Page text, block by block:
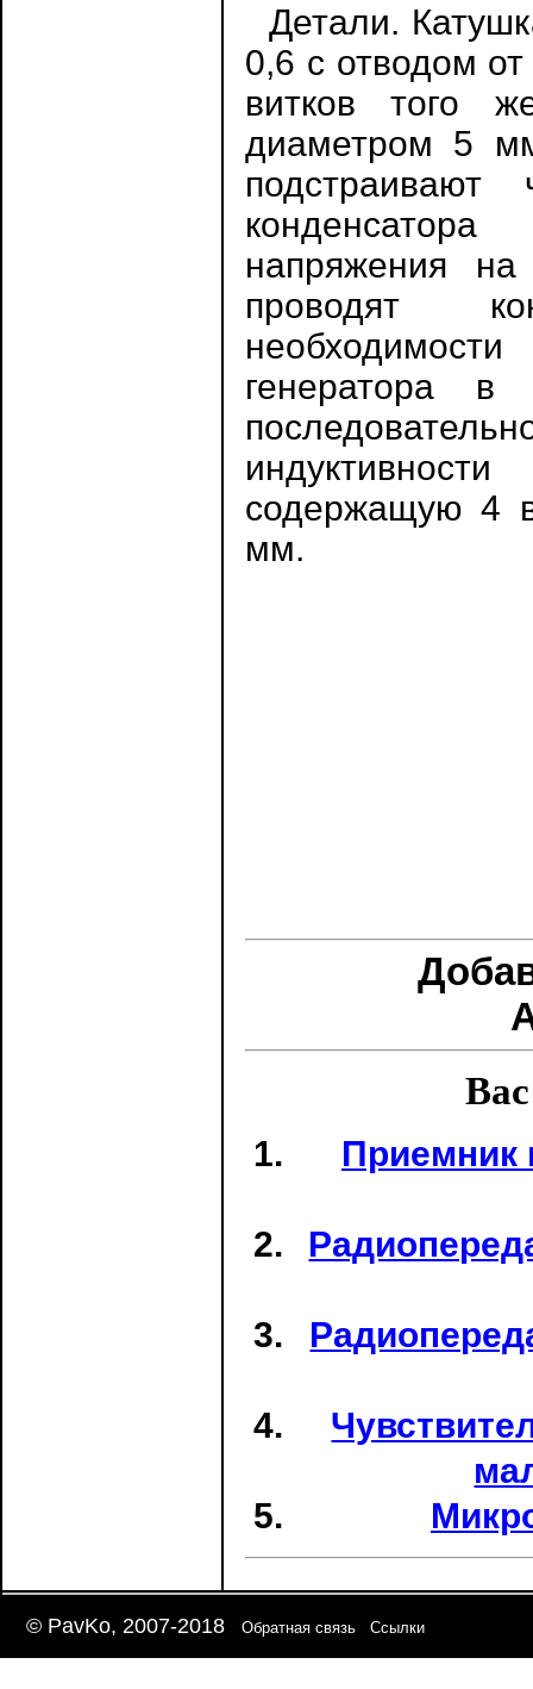
Детали.
0,6 с отводом
витков того
диаметром 5
напряжения на
проводят
генератора
содержащую 4
мм.
Приемник
© PavKo, 2007-2018 Обратная связь Ссылки